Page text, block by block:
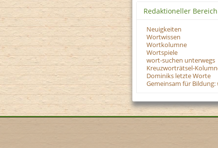
Redaktioneller Bereich
Neuigkeiten
Wortwissen
Wortkolumne
Wortspiele
wort-suchen unterwegs
Kreuzworträtsel-
Dominiks letzte Worte
Gemeinsam für